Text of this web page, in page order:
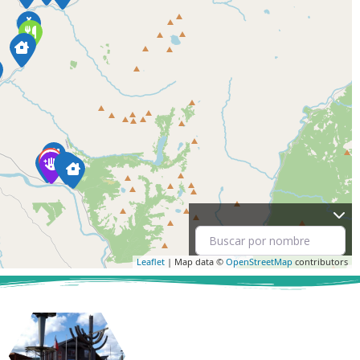
Leaflet | Map data © OpenStreetMap contributors